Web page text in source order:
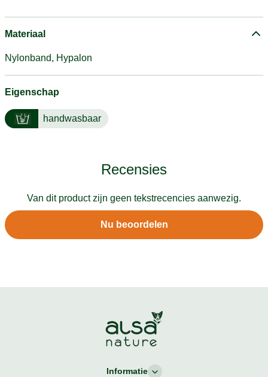
Materiaal
Nylonband, Hypalon
Eigenschap
handwasbaar
Recensies
Van dit product zijn geen tekstrecencies aanwezig.
Nu beoordelen
Informatie